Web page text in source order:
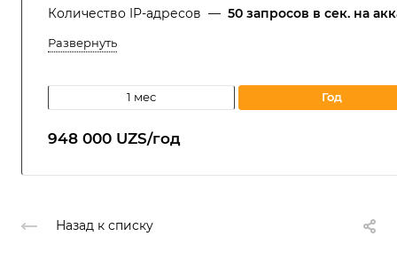
Количество IP-адресов — 50 запросов в cек. на
Развернуть
1 мес год
948 000 UZS/год
Назад к списку